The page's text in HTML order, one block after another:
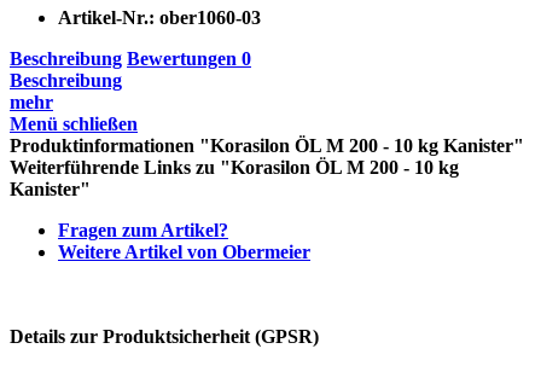
Artikel-Nr.: ober1060-03
Beschreibung Bewertungen 0
Beschreibung
mehr
Menü schließen
Produktinformationen "Korasilon ÖL M 200 - 10 kg Kanister"
Weiterführende Links zu "Korasilon ÖL M 200 - 10 kg
Kanister"
Fragen zum Artikel?
Weitere Artikel von Obermeier
Details zur Produktsicherheit (GPSR)